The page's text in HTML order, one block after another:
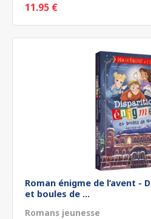
11.95 €
Roman énigme de l’avent -
et boules de ...
Romans jeunesse